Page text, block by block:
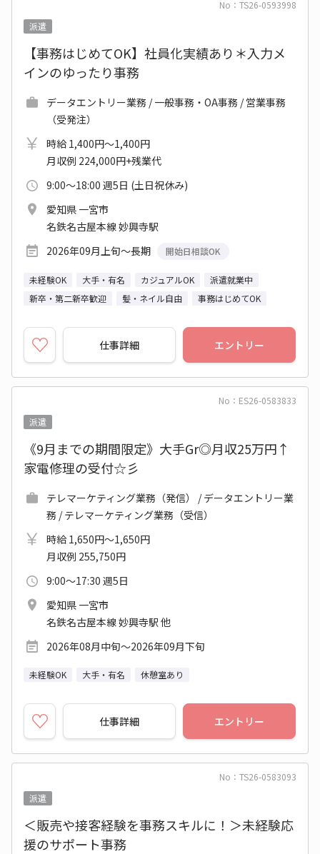
No：TS26-0593998
派遣
【事務はじめてOK】社員化実績あり＊入力メ
インのゆったり事務
データエントリー業務 / 一般事務・OA事務 / 営業事務
（受発注）
時給 1,400円～1,400円
月収例 224,000円+残業代
9:00～18:00 週5日 (土日祝休み)
愛知県 一宮市
名鉄名古屋本線 妙興寺駅
2026年09月上旬～長期
開始日相談OK
未経験OK 大手・有名 カジュアルOK
派遣就業中
新卒・第二新卒歓迎
髪・ネイル自由 事務はじめてOK
仕事詳細 エントリー
No：ES26-0583833
派遣
《9月までの期間限定》大手Gr◎月収25万円↑
家電修理の受付☆彡
テレマーケティング業務（発信） / データエントリー業
務 / テレマーケティング業務（受信）
時給 1,650円～1,650円
月収例 255,750円
9:00～17:30 週5日
愛知県 一宮市
名鉄名古屋本線 妙興寺駅 他
2026年08月中旬～2026年09月下旬
未経験OK 大手・有名 休憩室あり
仕事詳細 エントリー
No：TS26-0583093
派遣
＜販売や接客経験を事務スキルに！＞未経験応
援のサポート事務